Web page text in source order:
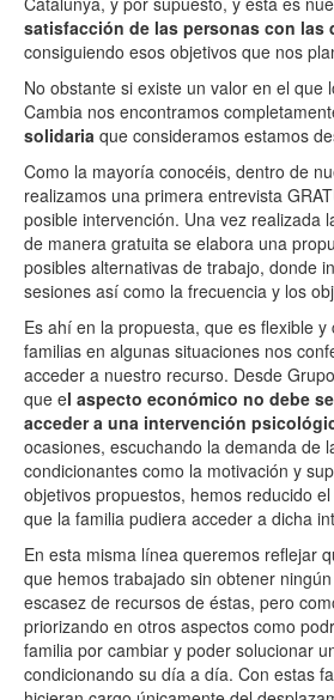
satisfacción de las personas con las
consiguiendo esos objetivos que nos
No obstante si existe un valor en el que
Cambia nos encontramos
solidaria que consideramos estamos
Como la mayoría conocéis, dentro de
realizamos una primera entrevista
posible intervención. Una vez realizada
de manera gratuita se elabora una
posibles alternativas de trabajo, donde
sesiones así como la frecuencia y los
Es ahí en la propuesta, que es flexible
familias en algunas situaciones nos
acceder a nuestro recurso. Desde
que el aspecto económico no debe
acceder a una intervención
ocasiones, escuchando la demanda de
condicionantes como la motivación y
objetivos propuestos, hemos reducido
que la familia pudiera acceder a dicha
En esta misma línea queremos reflejar
que hemos trabajado sin obtener
escasez de recursos de éstas, pero
priorizando en otros aspectos como
familia por cambiar y poder solucionar
condicionando su día a día. Con estas